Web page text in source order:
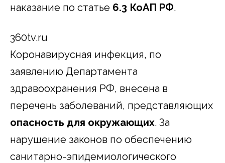
наказание по статье 6.3 КоАП РФ.
360tv.ru
Коронавирусная инфекция, по
заявлению Департамента
здравоохранения РФ, внесена в
перечень заболеваний, представляющих
опасность для окружающих. За
нарушение законов по обеспечению
санитарно-эпидемиологического